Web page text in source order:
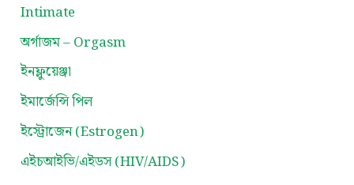
Intimate
অর্গাজম – Orgasm
ইনফ্লুয়েঞ্জা
ইমার্জেন্সি পিল
ইস্ট্রোজেন (Estrogen)
এইচআইভি/এইডস (HIV/AIDS)